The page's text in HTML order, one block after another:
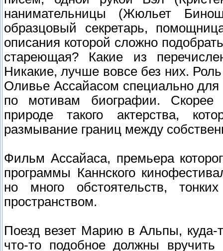
нанимательницы (Жюльет
образцовый секретарь,
описания которой сложно
стареющая? Какие из
Никакие, лучше вовсе без них.
Оливье Ассайасом специально
по мотивам биографии. Скорее
природе такого актерства,
размывание границ между
Фильм Ассайаса, премьера
программы Каннского
но много обстоятельств,
пространством.
Поезд везет Марию в Альпы, куда-
что-то подобное должны